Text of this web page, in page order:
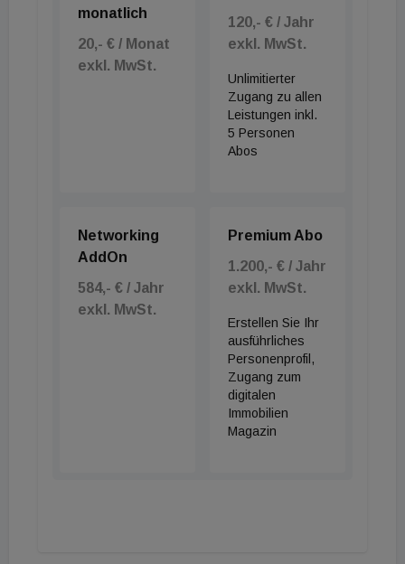
monatlich
20,- € / Monat
exkl. MwSt.
120,- € / Jahr
exkl. MwSt.
Unlimitierter
Zugang zu allen
Leistungen inkl.
5 Personen
Abos
Networking
AddOn
584,- € / Jahr
exkl. MwSt.
Premium Abo
1.200,- € / Jahr
exkl. MwSt.
Erstellen Sie Ihr
ausführliches
Personenprofil,
Zugang zum
digitalen
Immobilien
Magazin